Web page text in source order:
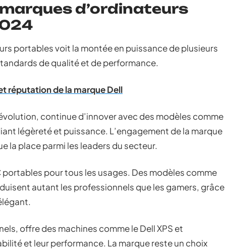
d’ordinateurs
portables voit la montée en puissance de plusieurs
de qualité et de performance.
réputation de la marque Dell
continue d’innover avec des modèles comme
légèreté et puissance. L’engagement de la marque
la place parmi les leaders du secteur.
portables pour tous les usages. Des modèles comme
autant les professionnels que les gamers, grâce
offre des machines comme le Dell XPS et
et leur performance. La marque reste un choix